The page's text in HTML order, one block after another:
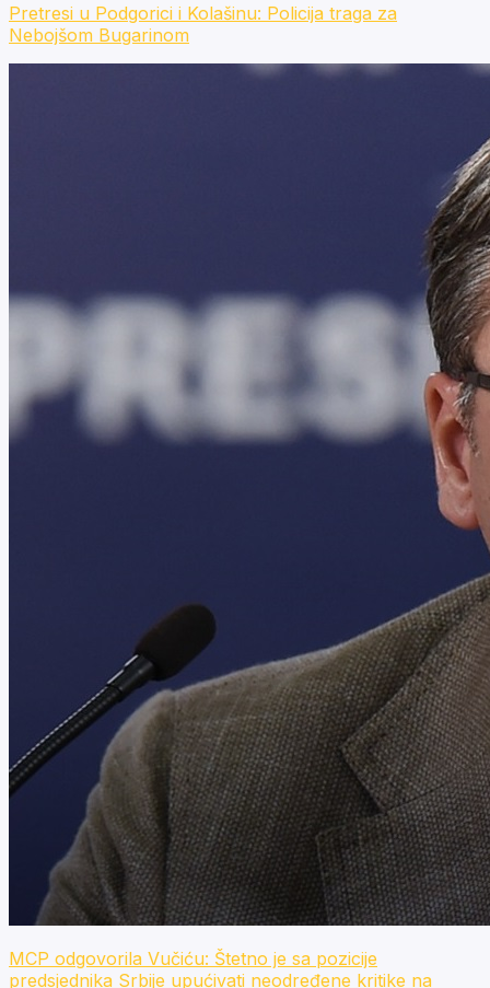
Pretresi u Podgorici i Kolašinu: Policija traga za
Nebojšom Bugarinom
MCP odgovorila Vučiću: Štetno je sa pozicije
predsjednika Srbije upućivati neodređene kritike na